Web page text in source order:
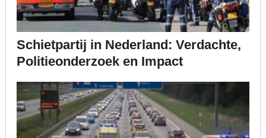
Schietpartij in Nederland: Verdachte,
Politieonderzoek en Impact